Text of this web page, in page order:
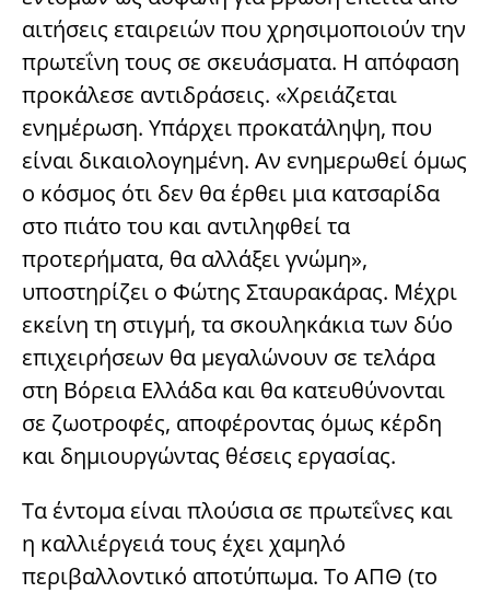
αιτήσεις εταιρειών που χρησιμοποιούν την
πρωτεΐνη τους σε σκευάσματα. Η απόφαση
προκάλεσε αντιδράσεις. «Χρειάζεται
ενημέρωση. Υπάρχει προκατάληψη, που
είναι δικαιολογημένη. Αν ενημερωθεί όμως
ο κόσμος ότι δεν θα έρθει μια κατσαρίδα
στο πιάτο του και αντιληφθεί τα
προτερήματα, θα αλλάξει γνώμη»,
υποστηρίζει ο Φώτης Σταυρακάρας. Μέχρι
εκείνη τη στιγμή, τα σκουληκάκια των δύο
επιχειρήσεων θα μεγαλώνουν σε τελάρα
στη Βόρεια Ελλάδα και θα κατευθύνονται
σε ζωοτροφές, αποφέροντας όμως κέρδη
και δημιουργώντας θέσεις εργασίας.
Τα έντομα είναι πλούσια σε πρωτεΐνες και
η καλλιέργειά τους έχει χαμηλό
περιβαλλοντικό αποτύπωμα. Το ΑΠΘ (το